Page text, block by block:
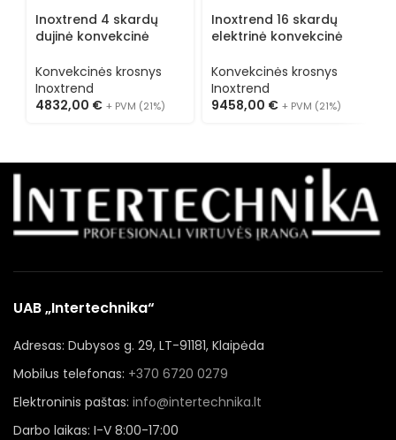
Inoxtrend 4 skardų
dujinė konvekcinė
Konvekcinės krosnys
Inoxtrend
4832,00 € + PVM (21%)
Inoxtrend 16 skardų
elektrinė konvekcinė
Konvekcinės krosnys
Inoxtrend
9458,00 € + PVM (21%)
UAB „Intertechnika“
Adresas: Dubysos g. 29, LT-91181, Klaipėda
Mobilus telefonas: +370 6720 0279
Elektroninis paštas: info@intertechnika.lt
Darbo laikas: I-V 8:00-17:00